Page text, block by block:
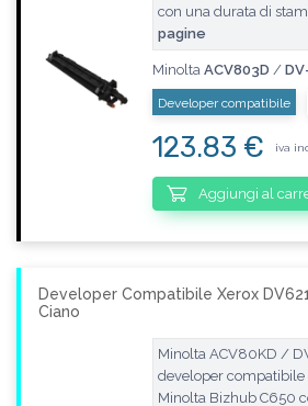
con una durata di
pagine
Minolta ACV803D /
Developer compatibile
123.83 € iva
Aggiungi al
Developer Compatibile Xerox
Ciano
Minolta ACV80KD /
developer compatibile
Minolta Bizhub C650